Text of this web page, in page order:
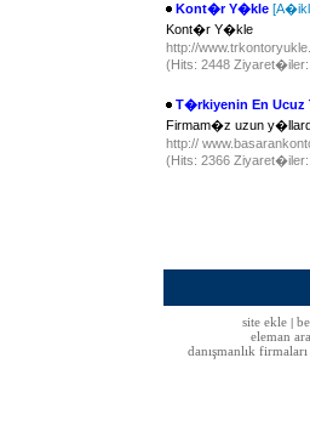
Kont�r Y�kle
Kont�r Y�kle
http://
(Hits: 2448 Ziyaret�iler:
T�rkiyenin En
Firmam�z uzun
http://
(Hits: 2366 Ziyaret�iler:
site ekle|
eleman
danışmanlık firmaları